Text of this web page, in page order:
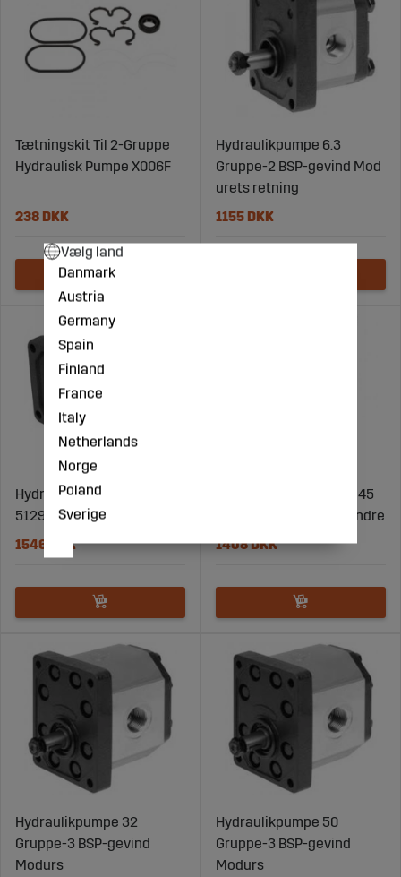
Tætningskit Til 2-Gruppe
Hydraulisk Pumpe X006F
238 DKK
Hydraulikpumpe 6.3
Gruppe-2 BSP-gevind Mod
urets retning
1155 DKK
Hydraulikpumpe A25 Fiat
5129478
1546 DKK
Hydraulik Håndpumpe 45
til dobbelvirkende cylindre
1408 DKK
Hydraulikpumpe 32
Gruppe-3 BSP-gevind
Modurs
Hydraulikpumpe 50
Gruppe-3 BSP-gevind
Modurs
Vælg land
Danmark
Austria
Germany
Spain
Finland
France
Italy
Netherlands
Norge
Poland
Sverige